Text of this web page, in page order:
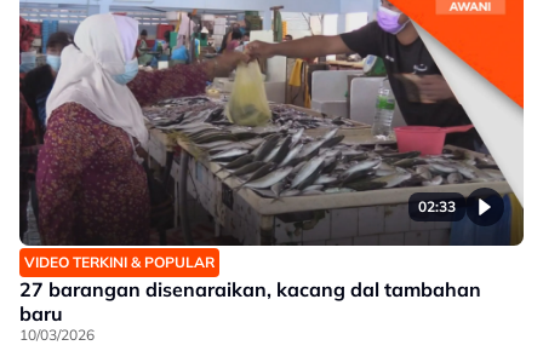
02:33
VIDEO TERKINI & POPULAR
27 barangan disenaraikan, kacang dal tambahan
baru
10/03/2026